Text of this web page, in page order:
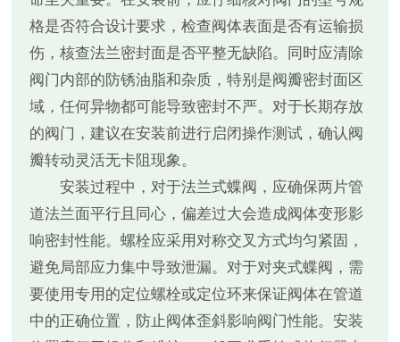
格是否符合设计要求，检查阀体表面是否有运输损
伤，核查法兰密封面是否平整无缺陷。同时应清除
阀门内部的防锈油脂和杂质，特别是阀瓣密封面区
域，任何异物都可能导致密封不严。对于长期存放
的阀门，建议在安装前进行启闭操作测试，确认阀
瓣转动灵活无卡阻现象。
安装过程中，对于法兰式蝶阀，应确保两片管
道法兰面平行且同心，偏差过大会造成阀体变形影
响密封性能。螺栓应采用对称交叉方式均匀紧固，
避免局部应力集中导致泄漏。对于对夹式蝶阀，需
要使用专用的定位螺栓或定位环来保证阀体在管道
中的正确位置，防止阀体歪斜影响阀门性能。安装